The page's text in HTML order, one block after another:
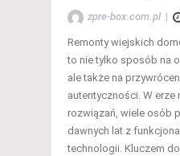
zpre-box.com.pl |
Remonty wiejskich
to nie tylko sposób na
ale także na
autentyczności. W erze
rozwiązań, wiele osób
dawnych lat z
technologii. Kluczem